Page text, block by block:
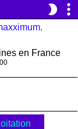
brightness_2 more_vert
en France